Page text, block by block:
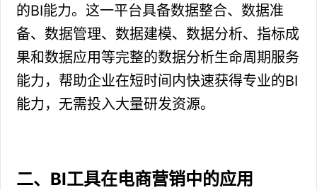
的BI能力。这一平台具备数据整合、数据准
备、数据管理、数据建模、数据分析、指标成
果和数据应用等完整的数据分析生命周期服务
能力，帮助企业在短时间内快速获得专业的BI
能力，无需投入大量研发资源。
二、BI工具在电商营销中的应用